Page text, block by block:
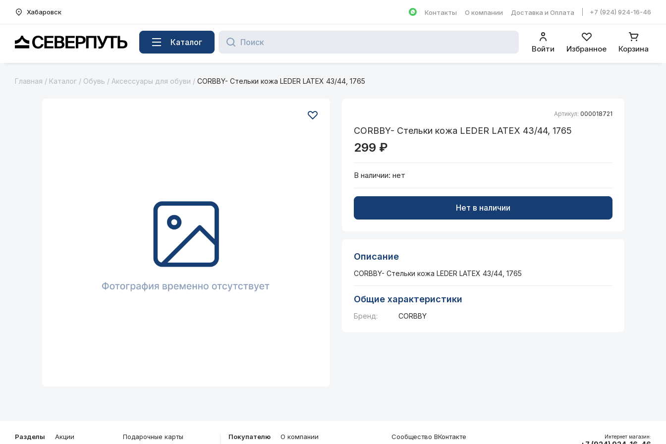
Хабаровск
Написать в WhatsApp
Контакты О компании Доставка и Оплата +7 (924) 924-16-46
Вернуться на главную страницу Каталог
Войти Избранное Корзина
Главная / Каталог / Обувь / Аксессуары для обуви / CORBBY- Стельки кожа LEDER LATEX 43/44, 1765
Артикул: 000018721
CORBBY- Стельки кожа LEDER LATEX 43/44, 1765
299 ₽
В наличии: нет
Нет в наличии
Описание
CORBBY- Стельки кожа LEDER LATEX 43/44, 1765
Общие характеристики
Бренд: CORBBY
Разделы Акции Подарочные карты Покупателю О компании Сообщество ВКонтакте Интернет магазин: